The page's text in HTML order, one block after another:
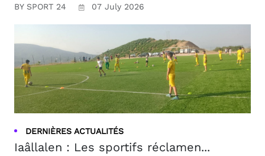
BY SPORT 24 07 July 2026
DERNIÈRES ACTUALITÉS
Iaâllalen : Les sportifs réclamen...